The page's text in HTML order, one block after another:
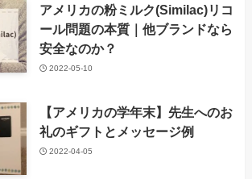
アメリカの粉ミルク(Similac)リコ
ール問題の本質｜他ブランドなら
安全なのか？
2022-05-10
【アメリカの学年末】先生へのお
礼のギフトとメッセージ例
2022-04-05